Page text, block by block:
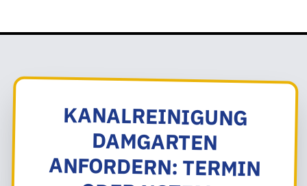
KANALREINIGUNG
DAMGARTEN
ANFORDERN: TERMIN